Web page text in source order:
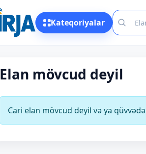
Kateqoriyalar
Elan mövcud deyil
Cari elan mövcud deyil və ya